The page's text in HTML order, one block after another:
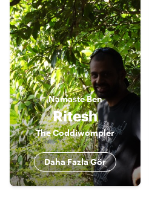
NamasteBen
Ritesh
The Coddiwompler
Daha Fazla Gör